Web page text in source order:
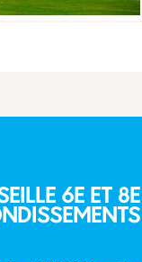
6E ET 8E